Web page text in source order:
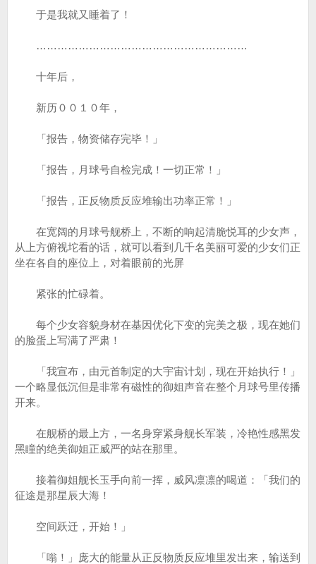
于是我就又睡着了！
……………………………………………………
十年后，
新历００１０年，
「报告，物资储存完毕！」
「报告，月球号自检完成！一切正常！」
「报告，正反物质反应堆输出功率正常！」
在宽阔的月球号舰桥上，不断的响起清脆悦耳的少女声，
从上方俯视坨看的话，就可以看到几千名美丽可爱的少女们正
坐在各自的座位上，对着眼前的光屏
紧张的忙碌着。
每个少女容貌身材在基因优化下变的完美之极，现在她们
的脸蛋上写满了严肃！
「我宣布，由元首制定的大宇宙计划，现在开始执行！」
一个略显低沉但是非常有磁性的御姐声音在整个月球号里传播
开来。
在舰桥的最上方，一名身穿紧身舰长军装，冷艳性感黑发
黑瞳的绝美御姐正威严的站在那里。
接着御姐舰长玉手向前一挥，威风凛凛的喝道：「我们的
征途是那星辰大海！
空间跃迁，开始！」
「嗡！」庞大的能量从正反物质反应堆里发出来，输送到